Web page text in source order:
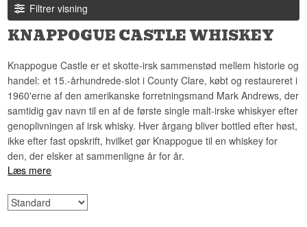
Filtrer visning
KNAPPOGUE CASTLE WHISKEY
Knappogue Castle er et skotte-irsk sammenstød mellem historie og
handel: et 15.-århundrede-slot i County Clare, købt og restaureret i
1960'erne af den amerikanske forretningsmand Mark Andrews, der
samtidig gav navn til en af de første single malt-irske whiskyer efter
genoplivningen af irsk whisky. Hver årgang bliver bottled efter høst,
ikke efter fast opskrift, hvilket gør Knappogue til en whiskey for
den, der elsker at sammenligne år for år.
Læs mere